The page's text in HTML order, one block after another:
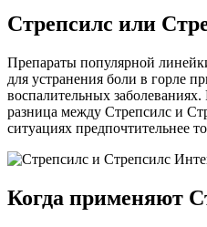
Стрепсилс или
Препараты популярной
для устранения боли в горле
воспалительных
разница между Стрепсилс и
ситуациях предпочтительнее
Когда применяют